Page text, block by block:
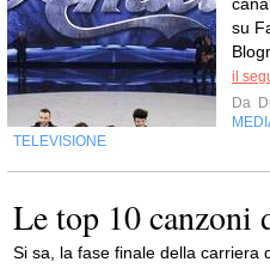
su
il
Da
TELEVISIONE
Le top 10 canzoni
Si sa, la fase finale della carriera